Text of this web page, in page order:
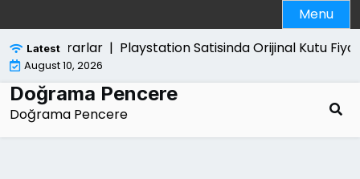
to
content
Menu
LatestZararlar |Playstation Satisinda Orijinal Kutu
August 10, 2026
Doğrama Pencere
Doğrama Pencere